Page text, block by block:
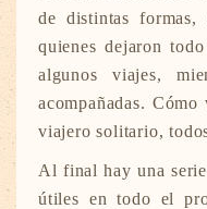
de distintas
quienes dejaron
algunos viajes,
acompañadas.
viajero solitario,
Al final hay una serie
útiles en todo el